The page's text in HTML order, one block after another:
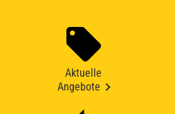
Aktuelle
Angebote